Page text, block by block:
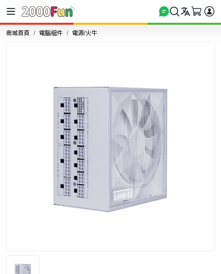
商城首頁 電腦組件 電源/火牛